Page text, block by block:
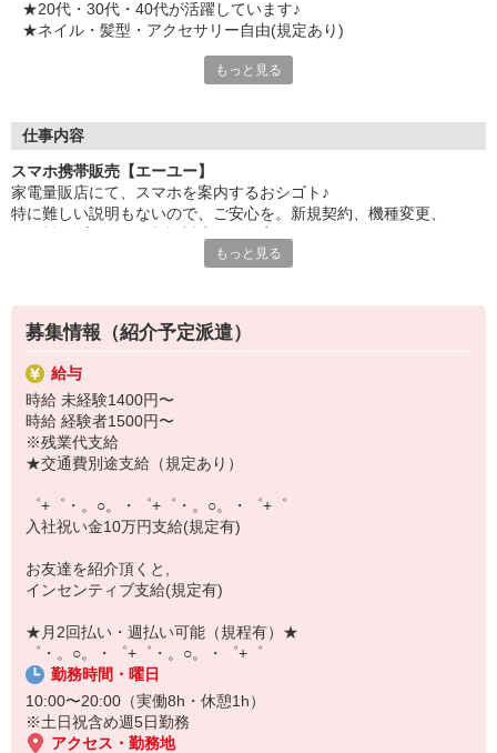
★20代・30代・40代が活躍しています♪
★ネイル・髪型・アクセサリー自由(規定あり)
各キャリアの新機種が特別価格で購入OK！！
特別割引価格でご利用可能☆
お得に過ごしたいあなたの味方です♪
【選べるお仕事いろいろ】
事務、経理、データ入力、コールセンター、受付
▼工場・製造・軽作業系
機械/食品製造・梱包・仕分け・加工・組立・検査
▼美容系
眉毛サロンのアイブロウ・ネイリスト・エステ
▼営業・販売
法人営業・アパレル販売・個別指導塾・人材紹介
▼人気案件も多数♪
短期・期間限定・オープニング・官公庁案件
上場/優良/大手企業など
【スマホ面接実施中】
￣￣￣￣￣￣￣￣￣
自宅に居ながらスマホでカンタン面接OK！
オンライン面談なのでスピード対応。
即日登録もOK♪
気になった方はお気軽にご相談ください！
もっと見る
仕事内容
スマホ携帯販売【エーユー】
家電量販店にて、スマホを案内するおシゴト♪
特に難しい説明もないので、ご安心を。新規契約、機種変更、
満足度◎
■携帯やインターネット販売業務
docomo(ドコモ)/au(エーユー)・KDDI/softbank(ソフトバンク)など
の大手キャリアから
ワイモバイル(Y!mobille)、楽天モバイル、UQなど格安スマホまで幅
広く紹介可能♪
人気のApple（アップル）店舗もございます！
もっと見る
募集情報（紹介予定派遣）
給与
時給 未経験1400円〜
時給 経験者1500円〜
※残業代支給
★交通費別途支給（規定あり）
゜+゜・。○。・゜+゜・。○。・゜+゜
入社祝い金10万円支給(規定有)
お友達を紹介頂くと,
インセンティブ支給(規定有)
★月2回払い・週払い可能（規程有）★
゜・。○。・゜+゜・。○。・゜+゜
勤務時間・曜日
10:00〜20:00（実働8h・休憩1h）
※土日祝含め週5日勤務
アクセス・勤務地